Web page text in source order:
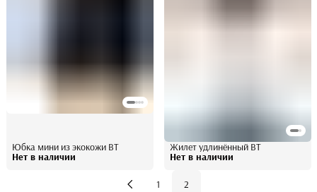
Нет в наличии
Юбка мини из экокожи BT
Нет в наличии
Жилет удлинённый BT
1 2